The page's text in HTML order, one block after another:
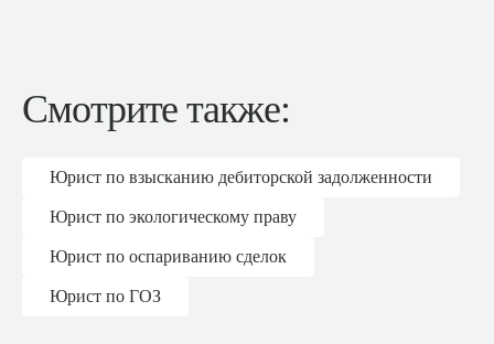
Смотрите также:
Юрист по взысканию дебиторской задолженности
Юрист по экологическому праву
Юрист по оспариванию сделок
Юрист по ГОЗ